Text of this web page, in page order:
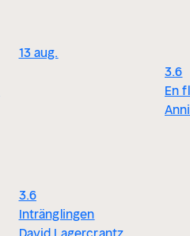
13 aug.
3.6
Intränglingen
David Lagercrantz
3.6
En